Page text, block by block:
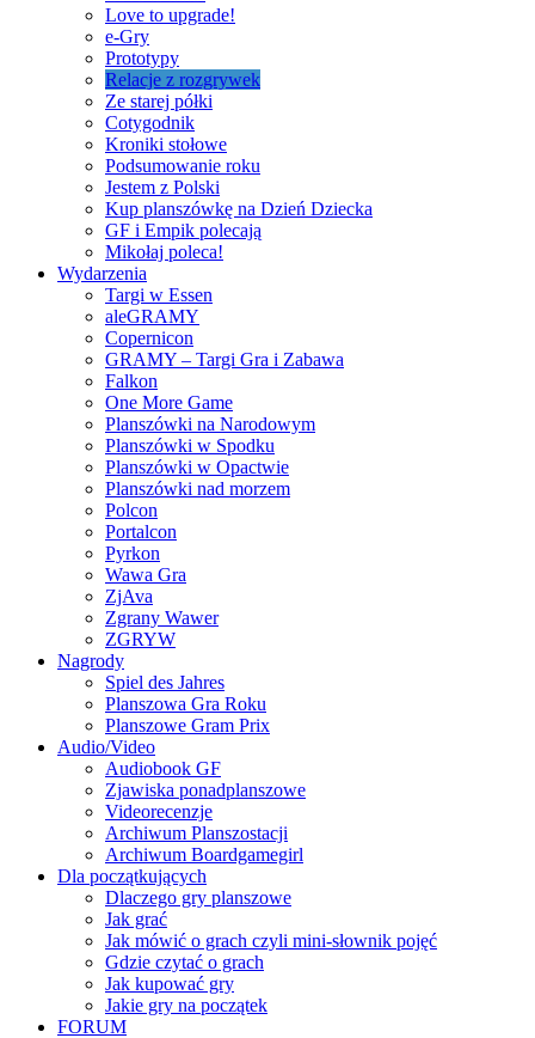
Love to upgrade!
e-Gry
Prototypy
Relacje z rozgrywek
Ze starej półki
Cotygodnik
Kroniki stołowe
Podsumowanie roku
Jestem z Polski
Kup planszówkę na Dzień Dziecka
GF i Empik polecają
Mikołaj poleca!
Wydarzenia
Targi w Essen
aleGRAMY
Copernicon
GRAMY – Targi Gra i Zabawa
Falkon
One More Game
Planszówki na Narodowym
Planszówki w Spodku
Planszówki w Opactwie
Planszówki nad morzem
Polcon
Portalcon
Pyrkon
Wawa Gra
ZjAva
Zgrany Wawer
ZGRYW
Nagrody
Spiel des Jahres
Planszowa Gra Roku
Planszowe Gram Prix
Audio/Video
Audiobook GF
Zjawiska ponadplanszowe
Videorecenzje
Archiwum Planszostacji
Archiwum Boardgamegirl
Dla początkujących
Dlaczego gry planszowe
Jak grać
Jak mówić o grach czyli mini-słownik pojęć
Gdzie czytać o grach
Jak kupować gry
Jakie gry na początek
FORUM